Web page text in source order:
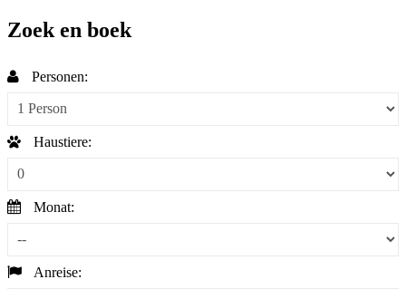
Zoek en boek
Personen:
Haustiere:
Monat:
Anreise: